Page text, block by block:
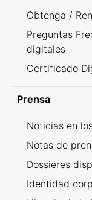
Obtenga /
Preguntas
digitales
Certificado
Prensa
Noticias en
Notas de
Dossieres
Identidad